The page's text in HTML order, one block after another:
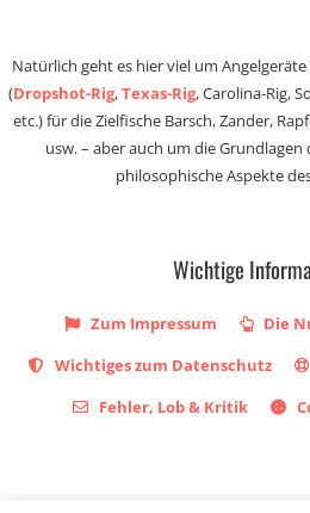
Natürlich geht es hier viel um
(Dropshot-Rig,Texas-Rig, Carolina-Rig,
etc.) für die Zielfische Barsch, Zander,
usw. – aber auch um die
philosophische Aspekte
Wichtige
Zum Impressum
Die
Wichtiges zum Datenschutz
Fehler, Lob & Kritik